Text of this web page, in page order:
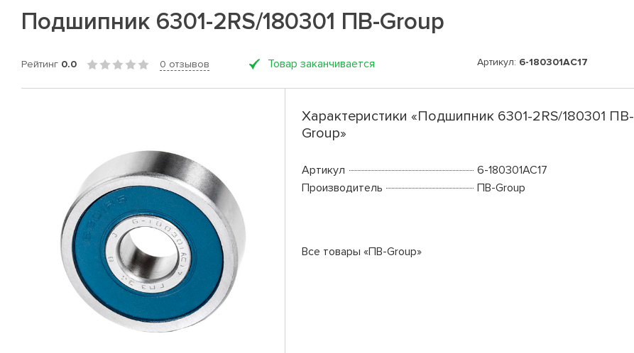
Подшипник 6301-2RS/180301 ПВ-Group
Рейтинг 0.0 0 отзывов Товар заканчивается Артикул: 6-180301АС17
Характеристики «Подшипник 6301-2RS/180301 ПВ-
Group»
Артикул
6-180301АС17
Производитель
ПВ-Group
Все товары «ПВ-Group»